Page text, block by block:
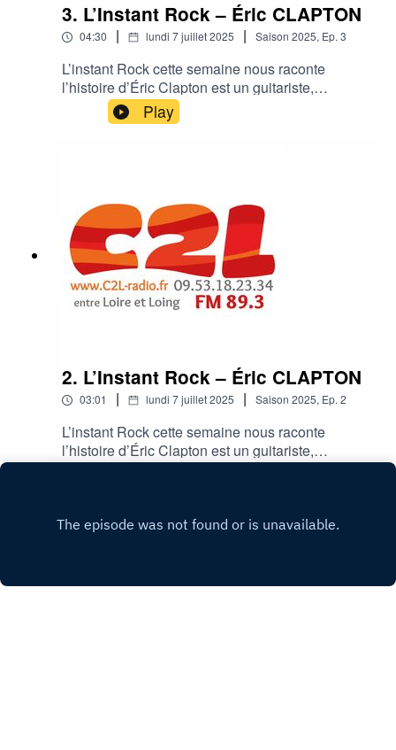
3. L’Instant Rock – Éric CLAPTON
04:30 | lundi 7 juillet 2025 | Saison 2025, Ep. 3
L’instant Rock cette semaine nous raconte
l’histoire d’Éric Clapton est un guitariste,
chanteur et auteur-compositeur britannique
légendaire, reconnu mondialement pour son
et les Yardbirds.
Play
2. L’Instant Rock – Éric CLAPTON
03:01 | lundi 7 juillet 2025 | Saison 2025, Ep. 2
L’instant Rock cette semaine nous raconte
l’histoire d’Éric Clapton est un guitariste,
chanteur et auteur-compositeur britannique
que pour ses nombreux succès en solo et au